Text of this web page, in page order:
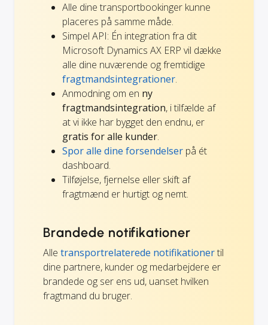
Alle dine transportbookinger kunne
placeres på samme måde.
Simpel API: Én integration fra dit
Microsoft Dynamics AX ERP vil dække
alle dine nuværende og fremtidige
fragtmandsintegrationer.
Anmodning om en ny
fragtmandsintegration, i tilfælde af
at vi ikke har bygget den endnu, er
gratis for alle kunder.
Spor alle dine forsendelser på ét
dashboard.
Tilføjelse, fjernelse eller skift af
fragtmænd er hurtigt og nemt.
Brandede notifikationer
Alle transportrelaterede notifikationertil
dine partnere, kunder og medarbejdere er
brandede og ser ens ud, uanset hvilken
fragtmand du bruger.